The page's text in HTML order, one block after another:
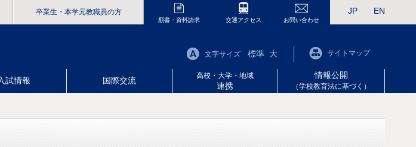
卒業生 ・本学元教職員の方
願書・資料請求 交通アクセス お問い合わせ
JP EN
サイトマップ
文字サイズ 標準 大
試情報 国際交流 高校・大学・地域
連携
情報公開
（学校教育法に基づく）